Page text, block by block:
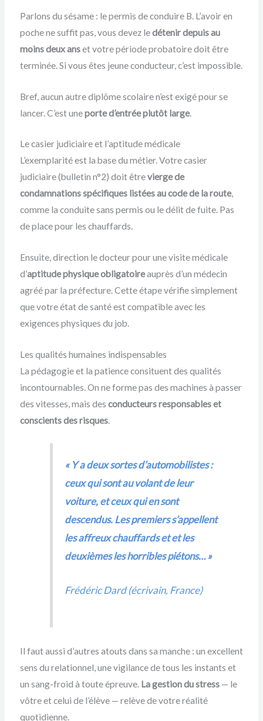
Parlons du sésame : le permis de conduire B. L’avoir en
poche ne suffit pas, vous devez ledétenir depuis au
moins deux anset votre période probatoire doit être
terminée. Si vous êtes jeune conducteur, c’est impossible.
Bref, aucun autre diplôme scolaire n’est exigé pour se
lancer. C’est uneporte d’entrée plutôt large.
Le casier judiciaire et l’aptitude médicale
L’exemplarité est la base du métier. Votre casier
judiciaire (bulletin n°2) doit êtrevierge de
condamnations spécifiques listées au code de la route,
comme la conduite sans permis ou le délit de fuite. Pas
de place pour les chauffards.
Ensuite, direction le docteur pour une visite médicale
d’aptitude physique obligatoireauprès d’un médecin
agréé par la préfecture. Cette étape vérifie simplement
que votre état de santé est compatible avec les
exigences physiques du job.
Les qualités humaines indispensables
La pédagogie et la patience consituent des qualités
incontournables. On ne forme pas des machines à passer
des vitesses, mais des conducteurs responsables et
conscients des risques.
« Y a deux sortes d’automobilistes :
ceux qui sont au volant de leur
voiture, et ceux qui en sont
descendus. Les premiers s’appellent
les affreux chauffards et et les
deuxièmes les horribles piétons… »
Frédéric Dard (écrivain, France)
Il faut aussi d’autres atouts dans sa manche : un excellent
sens du relationnel, une vigilance de tous les instants et
un sang-froid à toute épreuve. La gestion du stress— le
vôtre et celui de l’élève — relève de votre réalité
quotidienne.